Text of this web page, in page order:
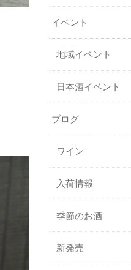
イベント
地域イベント
日本酒イベント
ブログ
ワイン
入荷情報
季節のお酒
新発売